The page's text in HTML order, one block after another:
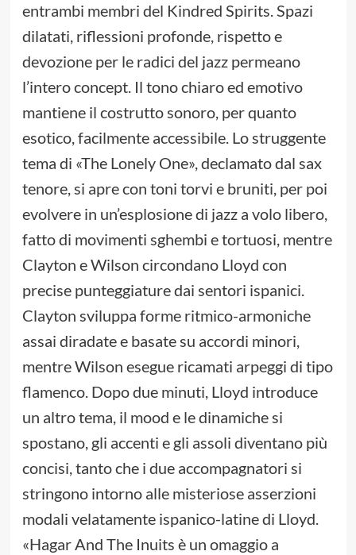
entrambi membri del Kindred Spirits. Spazi
dilatati, riflessioni profonde, rispetto e
devozione per le radici del jazz permeano
l’intero concept. Il tono chiaro ed emotivo
mantiene il costrutto sonoro, per quanto
esotico, facilmente accessibile. Lo struggente
tema di «The Lonely One», declamato dal sax
tenore, si apre con toni torvi e bruniti, per poi
evolvere in un’esplosione di jazz a volo libero,
fatto di movimenti sghembi e tortuosi, mentre
Clayton e Wilson circondano Lloyd con
precise punteggiature dai sentori ispanici.
Clayton sviluppa forme ritmico-armoniche
assai diradate e basate su accordi minori,
mentre Wilson esegue ricamati arpeggi di tipo
flamenco. Dopo due minuti, Lloyd introduce
un altro tema, il mood e le dinamiche si
spostano, gli accenti e gli assoli diventano più
concisi, tanto che i due accompagnatori si
stringono intorno alle misteriose asserzioni
modali velatamente ispanico-latine di Lloyd.
«Hagar And The Inuits è un omaggio a